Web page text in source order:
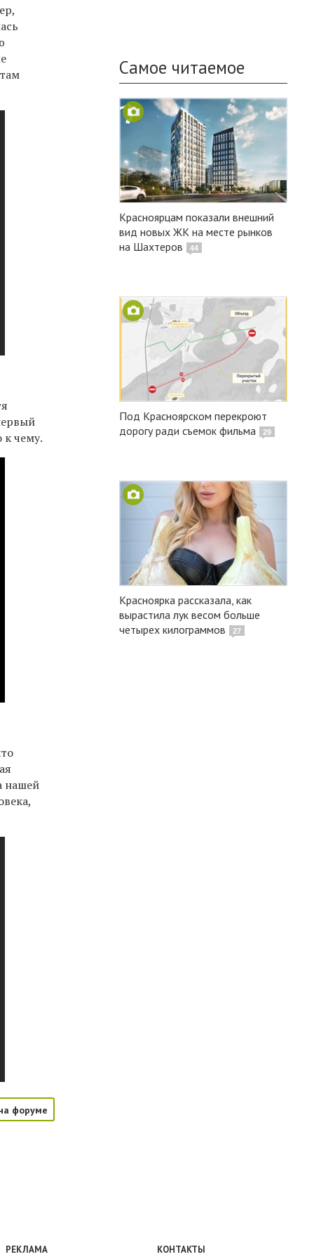
к чему.
нашей
форуме
Самое читаемое
Красноярцам показали внешний
вид новых ЖК на месте рынков
на Шахтеров
44
Под Красноярском перекроют
дорогу ради съемок фильма
29
Красноярка рассказала, как
вырастила лук весом больше
четырех килограммов
27
РЕКЛАМА КОНТАКТЫ